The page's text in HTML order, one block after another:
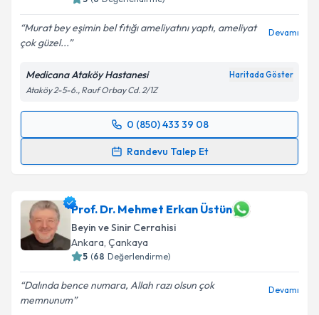
Murat bey eşimin bel fıtığı ameliyatını yaptı, ameliyat
çok güzel...
Devamı
Medicana Ataköy Hastanesi Haritada Göster
Ataköy 2-5-6., Rauf Orbay Cd. 2/1Z
0 (850) 433 39 08
Randevu Talep Et
Randevu Takvimi Talebi
takvim hazırlandığında e-posta ile bilgilendireceğiz.
E-posta Adresiniz
Kişisel verilerimin işlenmesine ilişkin
Prof. Dr. Mehmet Erkan Üstün
Beyin ve Sinir Cerrahisi
Ankara, Çankaya
5 (68 Değerlendirme)
Dalında bence numara, Allah razı olsun çok
memnunum
Devamı